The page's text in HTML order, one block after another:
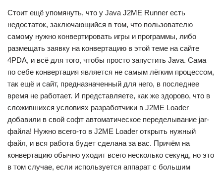
Стоит ещё упомянуть, что у Java J2ME Runner есть
недостаток, заключающийся в том, что пользователю
самому нужно конвертировать игры и программы, либо
размещать заявку на конвертацию в этой теме на сайте
4PDA, и всё для того, чтобы просто запустить Java. Сама
по себе конвертация является не самым лёгким процессом,
так ещё и сайт, предназначенный для него, в последнее
время не работает. И представляете, как же здорово, что в
сложившихся условиях разработчики в J2ME Loader
добавили в свой софт автоматическое переделывание jar-
файла! Нужно всего-то в J2ME Loader открыть нужный
файл, и вся работа будет сделана за вас. Причём на
конвертацию обычно уходит всего несколько секунд, но это
в том случае, если используется аппарат с большим